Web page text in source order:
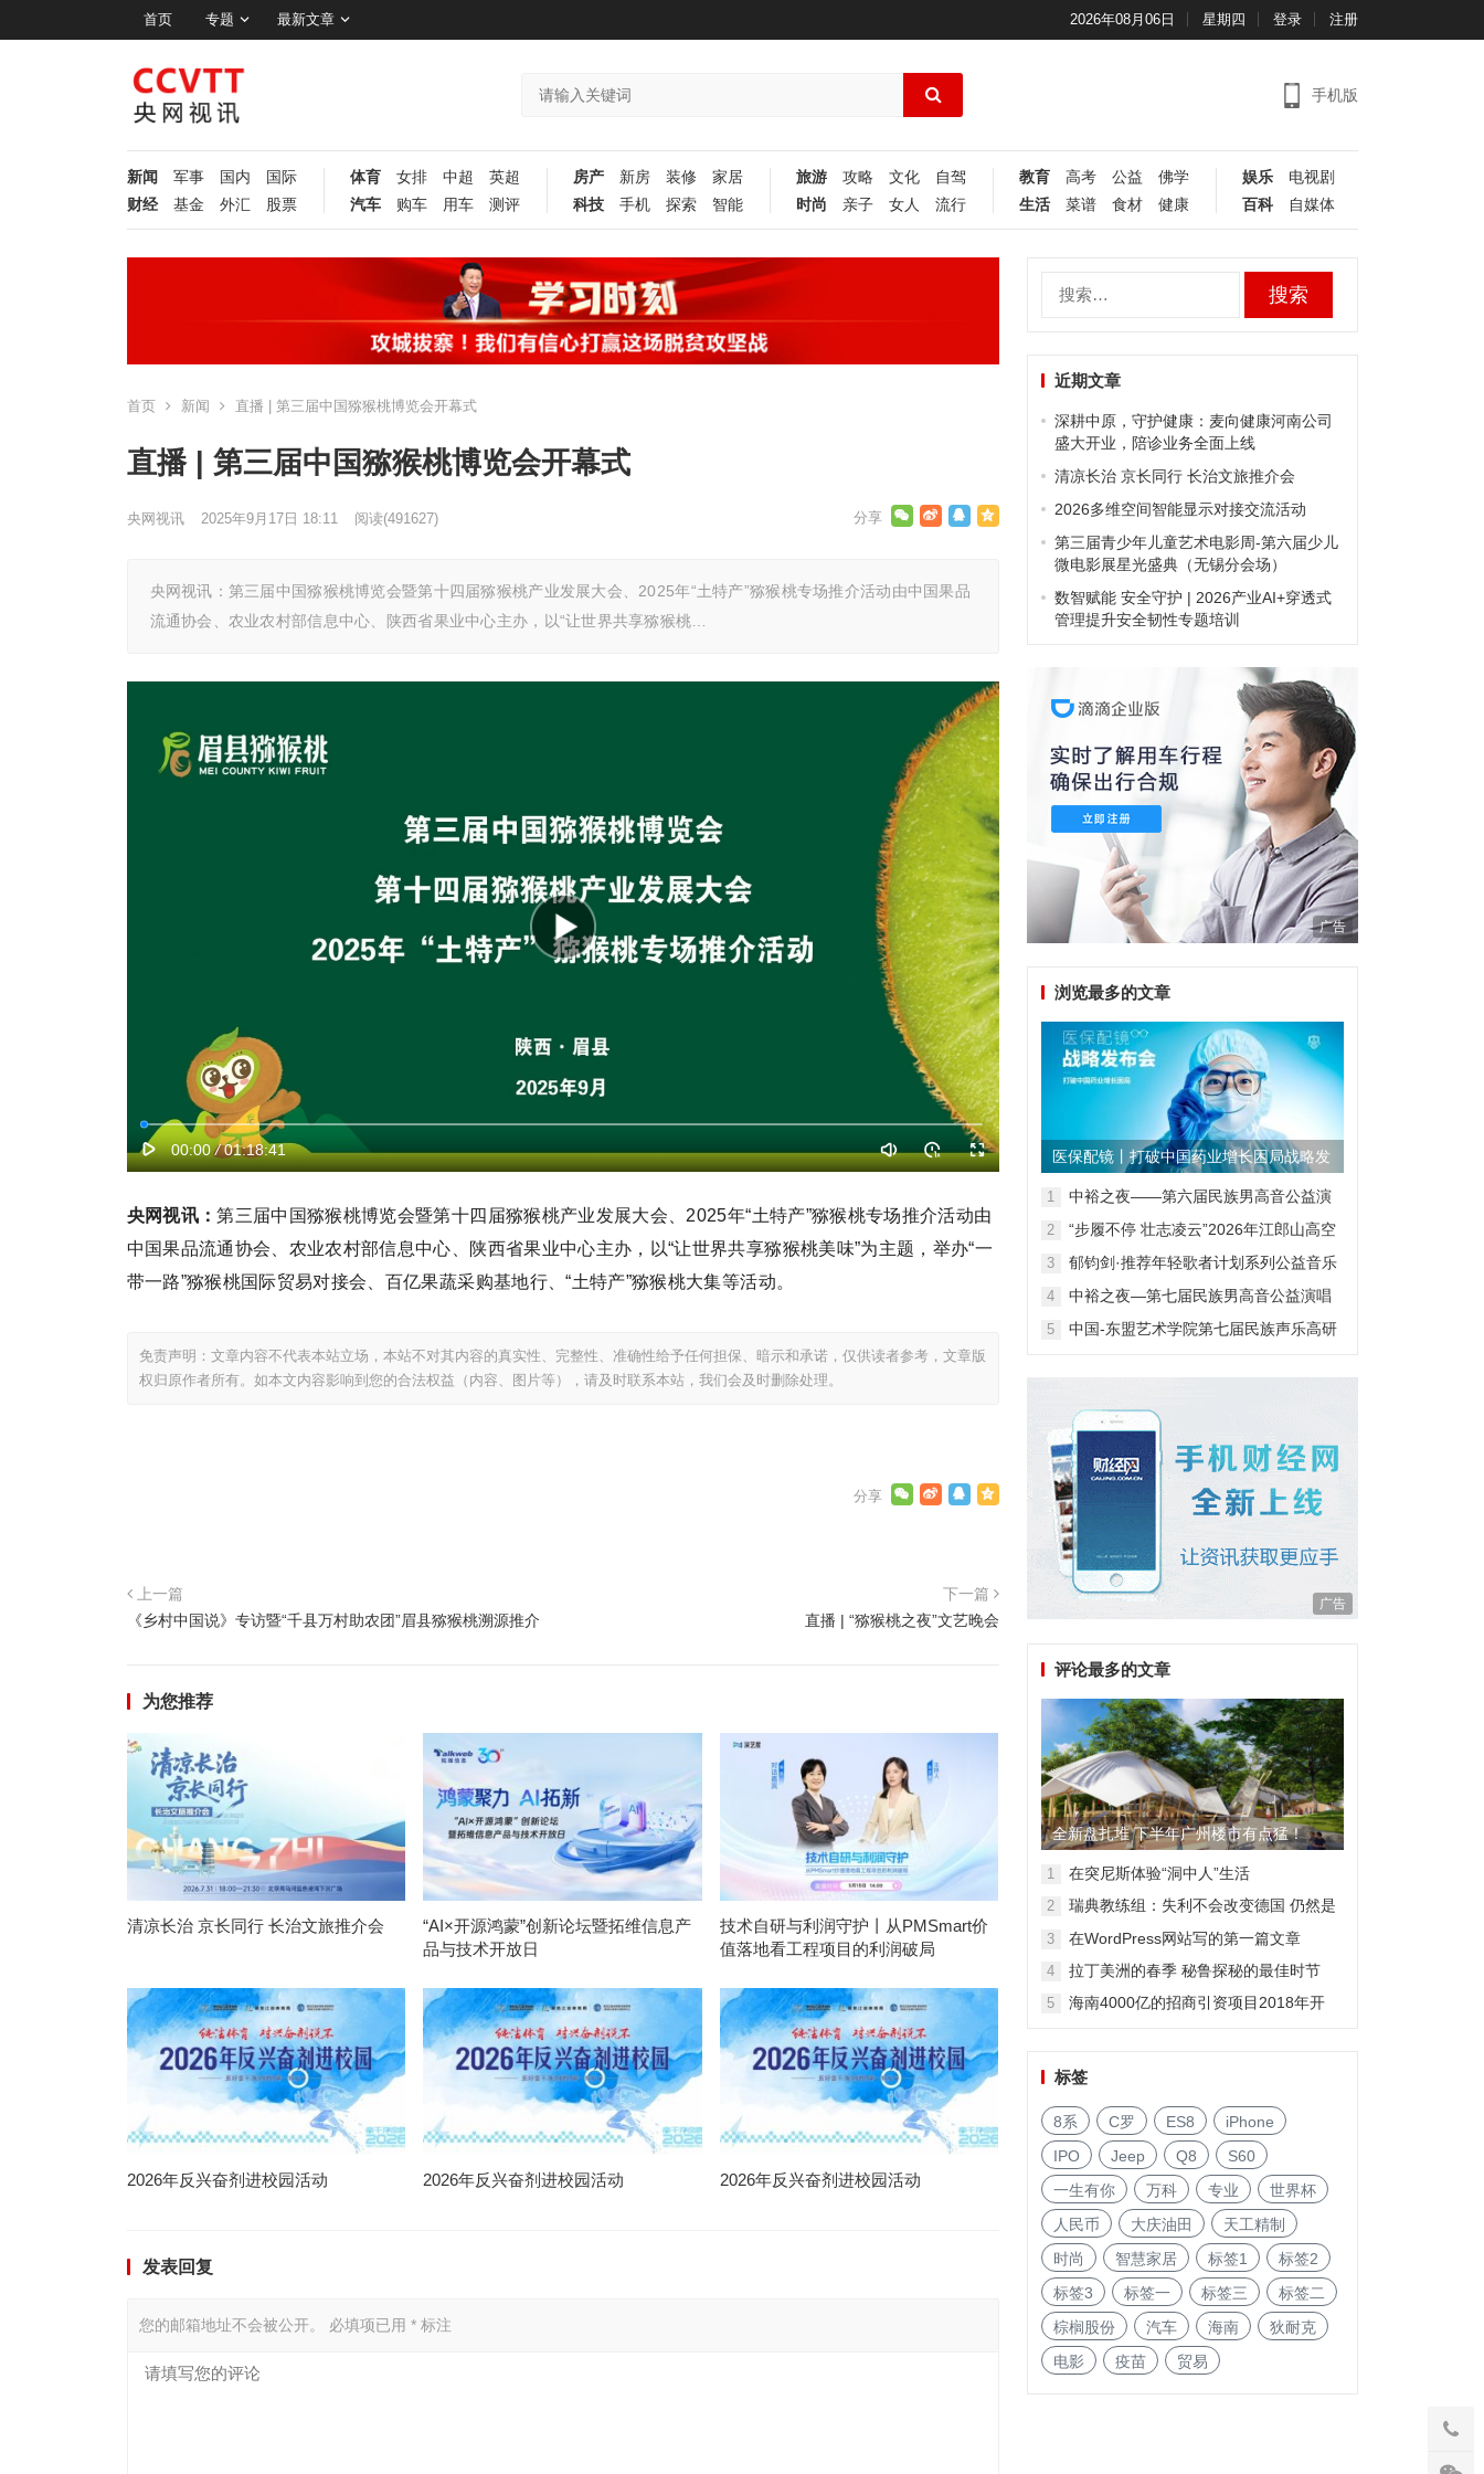
首页 专题 最新文章 2026年08月06日 星期四 登录 注册
手机版
新闻 军事 国内
国际
财经
基金 外汇 股票
体育 女排 中超
英超
汽车
购车 用车 测评
房产 新房 装修
家居
科技
手机 探索 智能
旅游 攻略 文化
自驾
时尚
亲子 女人 流行
教育 高考 公益
佛学
生活
菜谱 食材 健康
娱乐
电视剧
百科
自媒体
首页 新闻 直播 | 第三届中国猕猴桃博览会开幕式
直播 | 第三届中国猕猴桃博览会开幕式
央网视讯 2025年9月17日 18:11 阅读(491627)
央网视讯：第三届中国猕猴桃博览会暨第十四届猕猴桃产业发展大会、2025年“土特产”猕猴桃专场推介活动由中国果品
流通协会、农业农村部信息中心、陕西省果业中心主办，以“让世界共享猕猴桃…
央网视讯：第三届中国猕猴桃博览会暨第十四届猕猴桃产业发展大会、2025年“土特产”猕猴桃专场推介活动由
中国果品流通协会、农业农村部信息中心、陕西省果业中心主办，以“让世界共享猕猴桃美味”为主题，举办“一
带一路”猕猴桃国际贸易对接会、百亿果蔬采购基地行、“土特产”猕猴桃大集等活动。
免责声明：文章内容不代表本站立场，本站不对其内容的真实性、完整性、准确性给予任何担保、暗示和承诺，仅供读者参考，文章版
权归原作者所有。如本文内容影响到您的合法权益（内容、图片等），请及时联系本站，我们会及时删除处理。
上一篇
《乡村中国说》专访暨“千县万村助农团”眉县猕猴桃溯源推介
下一篇
直播 | “猕猴桃之夜”文艺晚会
为您推荐
清凉长治 京长同行 长治文旅推介会
“AI×开源鸿蒙”创新论坛暨拓维信息产
品与技术开放日
技术自研与利润守护丨从PMSmart价
值落地看工程项目的利润破局
2026年反兴奋剂进校园活动 2026年反兴奋剂进校园活动 2026年反兴奋剂进校园活动
发表回复
您的邮箱地址不会被公开。 必填项已用 *标注
近期文章
深耕中原，守护健康：麦向健康河南公司
盛大开业，陪诊业务全面上线
清凉长治 京长同行 长治文旅推介会
2026多维空间智能显示对接交流活动
第三届青少年儿童艺术电影周-第六届少儿
微电影展星光盛典（无锡分会场）
数智赋能 安全守护 | 2026产业AI+穿透式
管理提升安全韧性专题培训
广告
浏览最多的文章
医保配镜丨打破中国药业增长困局战略发
布会
1
中裕之夜——第六届民族男高音公益演
2
“步履不停 壮志凌云”2026年江郎山高空
3
郁钧剑·推荐年轻歌者计划系列公益音乐
4
中裕之夜—第七届民族男高音公益演唱
5
中国-东盟艺术学院第七届民族声乐高研
广告
评论最多的文章
全新盘扎堆 下半年广州楼市有点猛！
1 在突尼斯体验“洞中人”生活
2
瑞典教练组：失利不会改变德国 仍然是
3 在WordPress网站写的第一篇文章
4 拉丁美洲的春季 秘鲁探秘的最佳时节
5
海南4000亿的招商引资项目2018年开
标签
8系 C罗 ES8
iPhone
IPO
Jeep Q8
S60
一生有你
万科 专业
世界杯
人民币
大庆油田
天工精制
时尚
智慧家居 标签1
标签2
标签3
标签一 标签三
标签二
棕榈股份
汽车 海南
狄耐克
电影
疫苗 贸易